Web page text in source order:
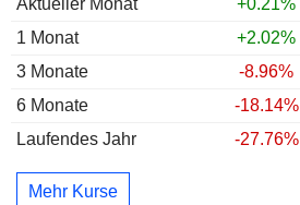
Aktueller Monat
+0.21%
1 Monat
+2.02%
3 Monate
-8.96%
6 Monate
-18.14%
Laufendes Jahr
-27.76%
Mehr Kurse